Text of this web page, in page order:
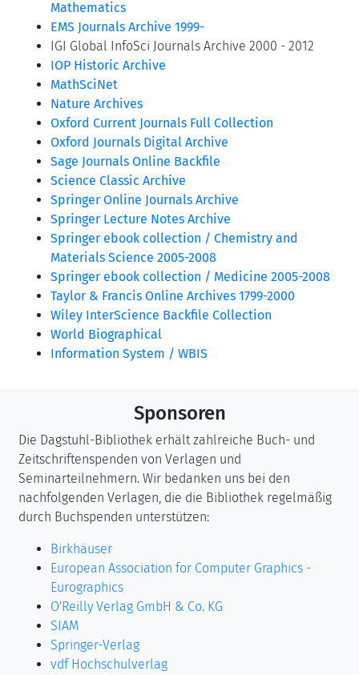
Mathematics
EMS Journals Archive 1999-
IGI Global InfoSci Journals Archive 2000 - 2012
IOP Historic Archive
MathSciNet
Nature Archives
Oxford Current Journals Full Collection
Oxford Journals Digital Archive
Sage Journals Online Backfile
Science Classic Archive
Springer Online Journals Archive
Springer Lecture Notes Archive
Springer ebook collection / Chemistry and
Materials Science 2005-2008
Springer ebook collection / Medicine 2005-2008
Taylor & Francis Online Archives 1799-2000
Wiley InterScience Backfile Collection
World Biographical
Information System / WBIS
Sponsoren
Die Dagstuhl-Bibliothek erhält zahlreiche Buch- und
Zeitschriftenspenden von Verlagen und
Seminarteilnehmern. Wir bedanken uns bei den
nachfolgenden Verlagen, die die Bibliothek regelmäßig
durch Buchspenden unterstützen:
Birkhäuser
European Association for Computer Graphics -
Eurographics
O'Reilly Verlag GmbH & Co. KG
SIAM
Springer-Verlag
vdf Hochschulverlag